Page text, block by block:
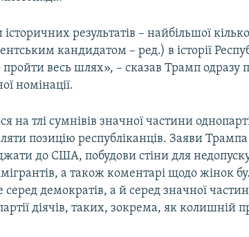
результатів – найбільшої
кандидатом – ред.) в історії
весь шлях», – сказав Трамп одразу
номінації.
на тлі сумнівів значної частини
позицію республіканців. Заяви
до США, побудови стіни для
а також коментарі щодо жінок
демократів, а й серед значної
діячів, таких, зокрема, як